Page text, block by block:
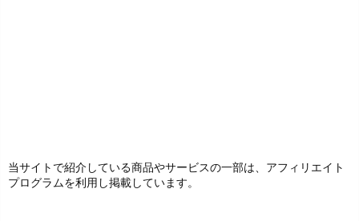
当サイトで紹介している商品やサービスの一部は、アフィリエイト
プログラムを利用し掲載しています。